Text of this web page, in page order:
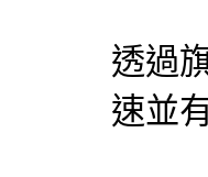
透過
速並